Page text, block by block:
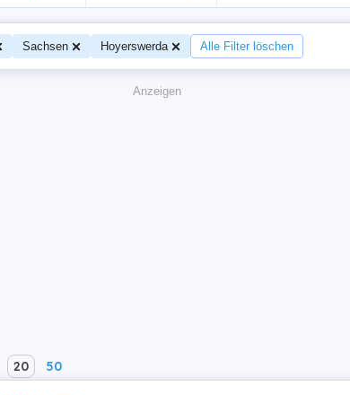
Sachsen Hoyerswerda Alle Filter löschen
Anzeigen
20 50